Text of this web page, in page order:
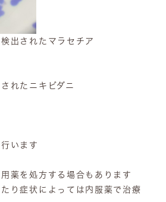
出されたマラセチア
れたニキビダニ
います
薬を処方する場合もあります
り症状によっては内服薬で治療